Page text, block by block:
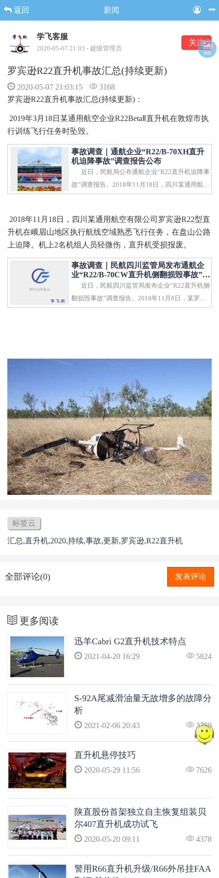
返回 新闻
学飞客服
2020-05-07 21:03 - 超级管理员
关注
罗宾逊R22直升机事故汇总(持续更新)
2020-05-07 21:03:15
3168
罗宾逊R22直升机事故汇总(持续更新)：
2019年3月18日某通用航空企业R22BetaⅡ直升机在敦煌市执
行训练飞行任务时坠毁。
事故调查｜通航企业“R22/B-70XH直升
机迫降事故”调查报告公布
近日，民航局公布通航企业“R22直升机迫降事
故”调查报告。2018年11月18日，四川某通用航空
2018年11月18日，四川某通用航空有限公司罗宾逊R22型直
升机在峨眉山地区执行航线空域熟悉飞行任务，在盘山公路
上迫降。机上2名机组人员轻微伤，直升机受损报废。
事故调查｜民航四川监管局发布通航企
业“R22/B-70CW直升机侧翻损毁事故”调
查报告
近日，民航四川监管局发布企业“R22直升机侧
翻损毁事故”调查报告。2018年11月8日，某罗宾
标签云
汇总,直升机,2020,持续,事故,更新,罗宾逊,R22直升机
全部评论(0) 发表评论
更多阅读
迅羊Cabri G2直升机技术特点
2021-04-20 16:29 5824
S-92A尾减滑油量无故增多的故障分
析
2021-02-06 20:43 3750
直升机悬停技巧
2020-05-29 11:56 7626
陕直股份首架独立自主恢复组装贝
尔407直升机成功试飞
2020-05-20 09:11 4378
警用R66直升机升级/R66外吊挂FAA
海报